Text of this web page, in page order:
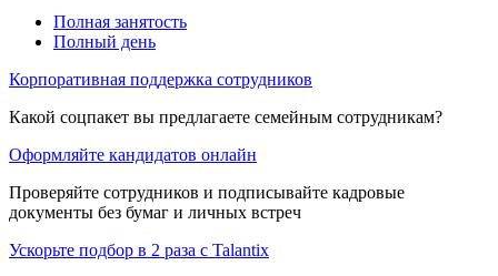
Полная занятость
Полный день
Корпоративная поддержка сотрудников
Какой соцпакет вы предлагаете семейным сотрудникам?
Оформляйте кандидатов онлайн
Проверяйте сотрудников и подписывайте кадровые
документы без бумаг и личных встреч
Ускорьте подбор в 2 раза с Talantix